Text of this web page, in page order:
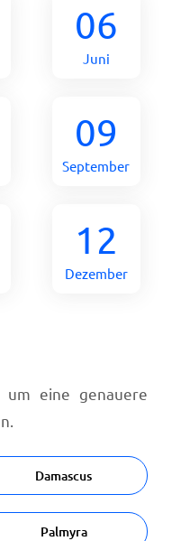
06
Juni
09
September
12
Dezember
um eine genauere
Damascus
Palmyra